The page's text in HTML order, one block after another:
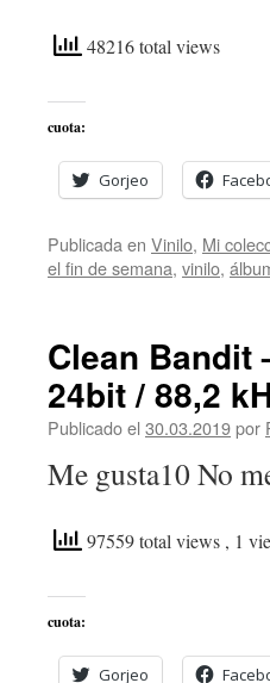
48216 total views
cuota:
Gorjeo
Publicada en Vinilo, Mi
el fin de semana, vinilo,
Clean Bandit
24bit / 88,2
Publicado el 30.03.2019por
Me gusta10 No
97559 total views , 1
cuota:
Gorjeo